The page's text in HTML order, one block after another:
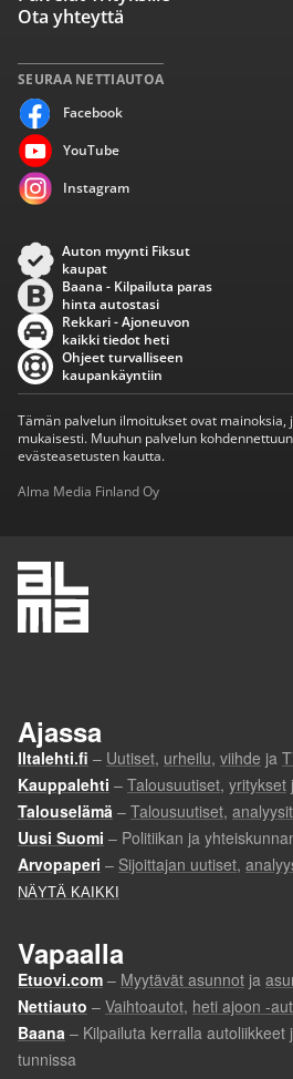
SEURAA NETTIAUTOA
Facebook
YouTube
Instagram
Ota yhteyttä
Auton myynti Fiksut
kaupat
Baana - Kilpailuta paras
hinta autostasi
Rekkari - Ajoneuvon
kaikki tiedot heti
Ohjeet turvalliseen
kaupankäyntiin
Tämän palvelun ilmoitukset ovat mainoksia,
mukaisesti. Muuhun palvelun
evästeasetusten kautta.
Alma Media Finland Oy